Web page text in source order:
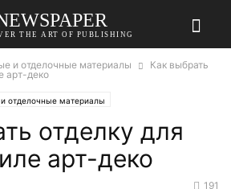
THE ART OF PUBLISHING
и отделочные материалы
Как выбрать
арт-деко
отделочные материалы
отделку для
арт-деко
191